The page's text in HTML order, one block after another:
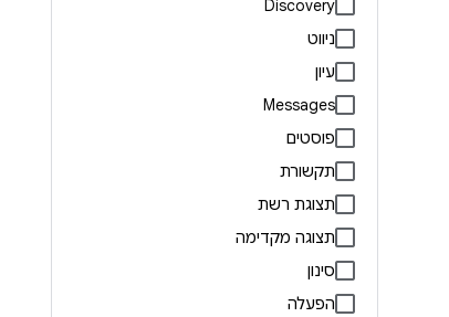
Discovery
ניווט
עיון
Messages
פוסטים
תקשורת
תצוגת רשת
תצוגה מקדימה
סינון
הפעלה